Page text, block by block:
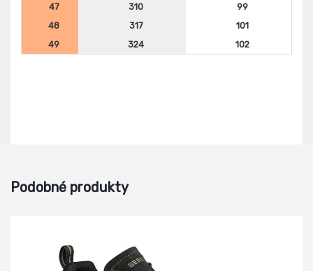
47
310
99
48
317
101
49
324 102
Podobné produkty